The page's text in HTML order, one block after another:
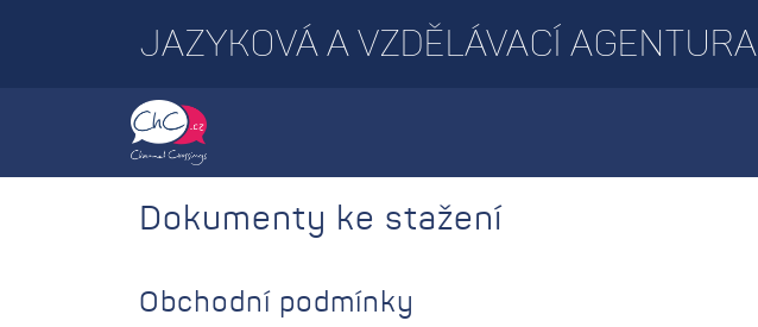
JAZYKOVÁ A VZDĚLÁVACÍ AGENTURA
Dokumenty ke stažení
Obchodní podmínky